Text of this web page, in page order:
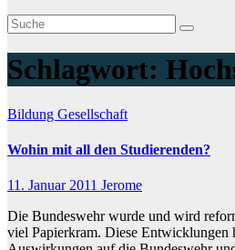
Schlagwort:
Bildung Gesellschaft
Wohin mit all den Studierenden?
11. Januar 2011 Jerome
Die Bundeswehr wurde und wird
viel Papierkram. Diese Entwicklungen